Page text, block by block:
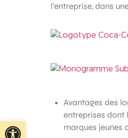
l’entreprise, dans
Avantages des
entreprises dont
marques jeunes
Ouvrir la barre d’outils